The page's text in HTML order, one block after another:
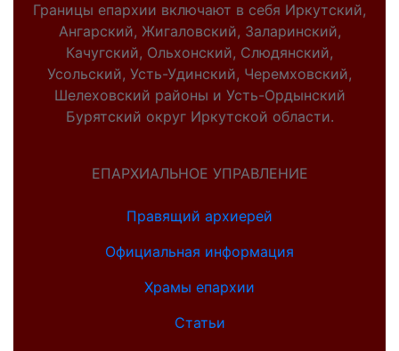
Границы епархии включают в себя Иркутский,
Ангарский, Жигаловский, Заларинский,
Качугский, Ольхонский, Слюдянский,
Усольский, Усть-Удинский, Черемховский,
Шелеховский районы и Усть-Ордынский
Бурятский округ Иркутской области.
ЕПАРХИАЛЬНОЕ УПРАВЛЕНИЕ
Правящий архиерей
Официальная информация
Храмы епархии
Статьи